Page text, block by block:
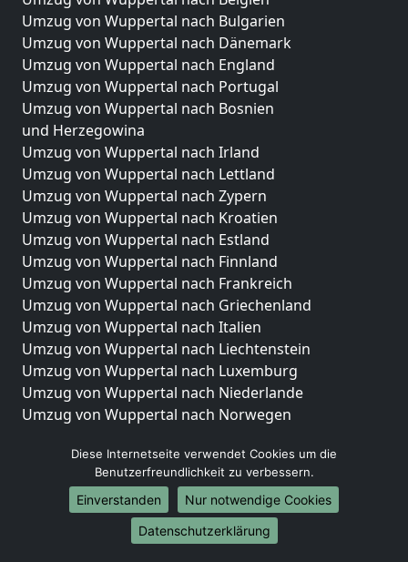
Umzug von Wuppertal nach Bulgarien
Umzug von Wuppertal nach Dänemark
Umzug von Wuppertal nach England
Umzug von Wuppertal nach Portugal
Umzug von Wuppertal nach Bosnien
und Herzegowina
Umzug von Wuppertal nach Irland
Umzug von Wuppertal nach Lettland
Umzug von Wuppertal nach Zypern
Umzug von Wuppertal nach Kroatien
Umzug von Wuppertal nach Estland
Umzug von Wuppertal nach Finnland
Umzug von Wuppertal nach Frankreich
Umzug von Wuppertal nach Griechenland
Umzug von Wuppertal nach Italien
Umzug von Wuppertal nach Liechtenstein
Umzug von Wuppertal nach Luxemburg
Umzug von Wuppertal nach Niederlande
Umzug von Wuppertal nach Norwegen
Umzüge-Deutschlandweit
Umzug von Wuppertal nach Berlin
Umzug von Wuppertal nach Hamburg
Umzug von Wuppertal nach München
Umzug von Wuppertal nach Köln
Diese Internetseite verwendet Cookies um die
Benutzerfreundlichkeit zu verbessern.
Einverstanden
Nur notwendige Cookies
Datenschutzerklärung